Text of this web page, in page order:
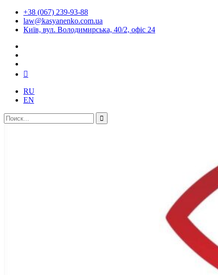
+38 (067) 239-93-88
law@kasyanenko.com.ua
Київ, вул. Володимирська, 40/2, офіс 24
RU
EN